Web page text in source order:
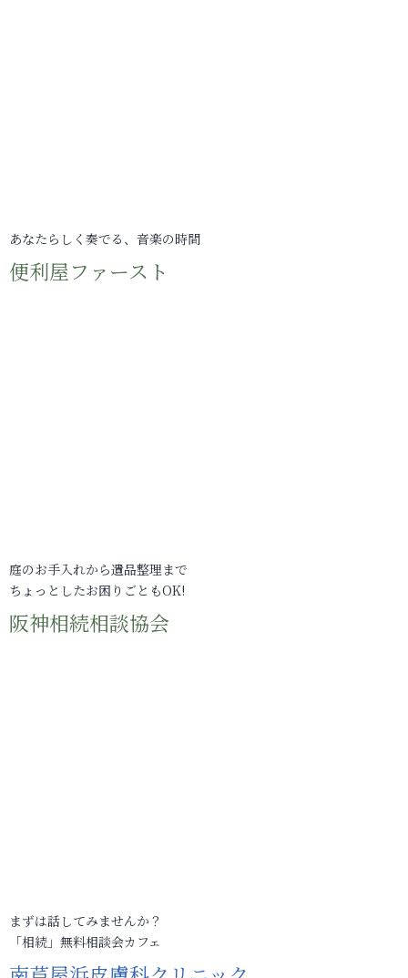
あなたらしく奏でる、音楽の時間
便利屋ファースト
庭のお手入れから遺品整理まで
ちょっとしたお困りごともOK!
阪神相続相談協会
まずは話してみませんか？
「相続」無料相談会カフェ